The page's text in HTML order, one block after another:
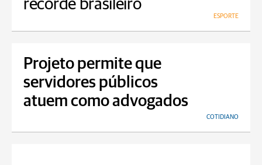
recorde brasileiro
ESPORTE
Projeto permite que
servidores públicos
atuem como advogados
COTIDIANO